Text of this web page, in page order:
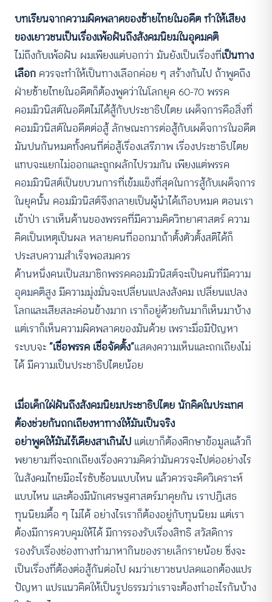
บทเรียนจากความผิดพลาดของซ้ายไทยในอดีต ทำให้เสียง
ของเยาวชนเป็นเรื่องเพ้อฝันถึงสังคมนิยมในอุดมคติ
ไม่ถึงกับเพ้อฝัน ผมเพียงแต่บอกว่า มันยังเป็นเรื่องที่เป็นทาง
เลือก ควรจะทำให้เป็นทางเลือกค่อย ๆ สร้างกันไป ถ้าพูดถึง
ฝ่ายซ้ายไทยในอดีตก็ต้องพูดว่าในโลกยุค 60-70 พรรค
คอมมิวนิสต์ในอดีตไม่ได้สู้กับประชาธิปไตย เผด็จการคือสิ่งที่
คอมมิวนิสต์ในอดีตต่อสู้ ลักษณะการต่อสู้กับเผด็จการในอดีต
มันปนกันหมดทั้งคนที่ต่อสู้เรื่องเสรีภาพ เรื่องประชาธิปไตย
แทบจะแยกไม่ออกและถูกผลักไปรวมกัน เพียงแต่พรรค
คอมมิวนิสต์เป็นขบวนการที่เข้มแข็งที่สุดในการสู้กับเผด็จการ
ในยุคนั้น คอมมิวนิสต์จึงกลายเป็นผู้นำได้เกือบหมด ตอนเรา
เข้าป่า เราเห็นด้านของพรรคที่มีความคิดวิทยาศาสตร์ ความ
คิดเป็นเหตุเป็นผล หลายคนที่ออกมาถ้าตั้งตัวตั้งสติได้ก็
ประสบความสำเร็จพอสมควร
ด้านหนึ่งคนเป็นสมาชิกพรรคคอมมิวนิสต์จะเป็นคนที่มีความ
อุดมคติสูง มีความมุ่งมั่นจะเปลี่ยนแปลงสังคม เปลี่ยนแปลง
โลกและเสียสละค่อนข้างมาก เราก็อยู่ด้วยกันมาก็เห็นมาบ้าง
แต่เราก็เห็นความผิดพลาดของมันด้วย เพราะมื่อมีปัญหา
ระบบจะ“เชื่อพรรค เชื่อจัดตั้ง”แสดงความเห็นและถกเถียงไม่
ได้ มีความเป็นประชาธิปไตยน้อย
เมื่อเด็กใฝ่ฝันถึงสังคมนิยมประชาธิปไตย นักคิดในประเทศ
ต้องช่วยกันถกเถียงหาทางให้มันเป็นจริง
อย่าพูดให้มันไร้เดียงสาเกินไป แต่เขาก็ต้องศึกษาข้อมูลแล้วก็
พยายามที่จะถกเถียงเรื่องความคิดว่ามันควรจะไปต่ออย่างไร
ในสังคมไทยมีอะไรซับซ้อนแบบไหน แล้วควรจะคิดวิเคราะห์
แบบไหน และต้องมีนักเศรษฐศาสตร์มาคุยกัน เราปฏิเสธ
ทุนนิยมดื้อ ๆ ไม่ได้ อย่างไรเราก็ต้องอยู่กับทุนนิยม แต่เรา
ต้องมีการควบคุมให้ได้ มีการรองรับเรื่องสิทธิ สวัสดิการ
รองรับเรื่องช่องทางทำมาหากินของรายเล็กรายน้อย ซึ่งจะ
เป็นเรื่องที่ต้องต่อสู้กันต่อไป ผมว่าเยาวชนปลดแอกต้องแปร
ปัญหา แปรแนวคิดให้เป็นรูปธรรมว่าเราจะต้องทำอะไรกันบ้าง